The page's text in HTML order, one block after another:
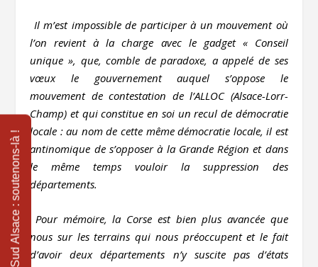
Il m’est impossible de participer à un mouvement où
l’on revient à la charge avec le gadget « Conseil
unique », que, comble de paradoxe, a appelé de ses
vœux le gouvernement auquel s’oppose le
mouvement de contestation de l’ALLOC (Alsace-Lorr-
Champ) et qui constitue en soi un recul de démocratie
locale : au nom de cette même démocratie locale, il est
antinomique de s’opposer à la Grande Région et dans
le même temps vouloir la suppression des
départements.
Pour mémoire, la Corse est bien plus avancée que
nous sur les terrains qui nous préoccupent et le fait
d’avoir deux départements n’y suscite pas d’états